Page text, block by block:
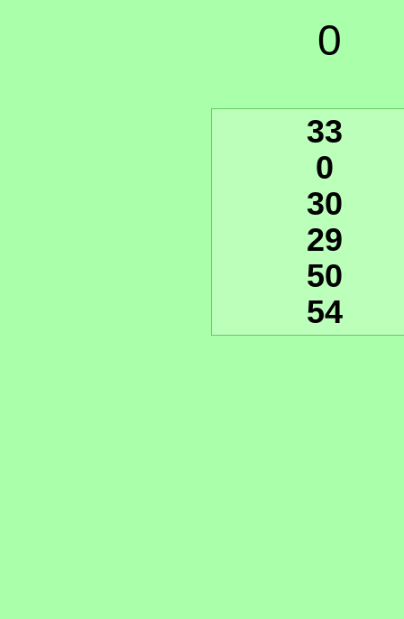
0
33
0
30
29
50
54